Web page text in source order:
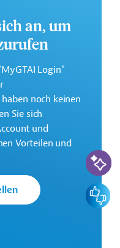
in
Zentralasien und im
östlichen
und hat zum Ziel,
zu stärken.
an, um
Login"
noch keinen
Sie sich
und
Vorteilen und
KI-